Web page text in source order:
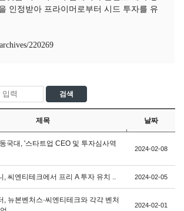
인정받아 프라이머로부터 시드 투자를 유
220269
제목 날짜
국대, '스타트업 CEO 및 투자심사역
2024-02-08
, 씨엔티테크에서 프리 A 투자 유치 .. 2024-02-05
, 뉴본벤처스·씨엔티테크와 각각 벤처
2024-02-01